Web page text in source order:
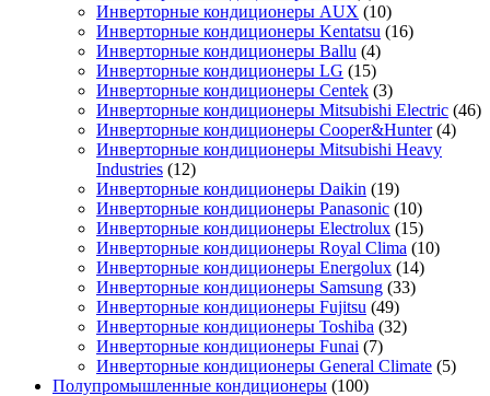
Инверторные кондиционеры AUX (10)
Инверторные кондиционеры Kentatsu (16)
Инверторные кондиционеры Ballu (4)
Инверторные кондиционеры LG (15)
Инверторные кондиционеры Centek (3)
Инверторные кондиционеры Mitsubishi Electric (46)
Инверторные кондиционеры Cooper&Hunter (4)
Инверторные кондиционеры Mitsubishi Heavy
Industries (12)
Инверторные кондиционеры Daikin (19)
Инверторные кондиционеры Panasonic (10)
Инверторные кондиционеры Electrolux (15)
Инверторные кондиционеры Royal Clima (10)
Инверторные кондиционеры Energolux (14)
Инверторные кондиционеры Samsung (33)
Инверторные кондиционеры Fujitsu (49)
Инверторные кондиционеры Toshiba (32)
Инверторные кондиционеры Funai (7)
Инверторные кондиционеры General Climate (5)
Полупромышленные кондиционеры (100)